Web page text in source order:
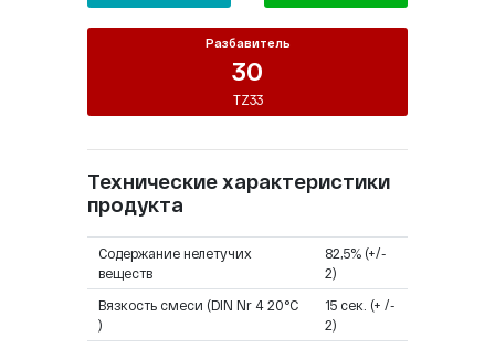
Разбавитель
30
TZ33
Технические характеристики
продукта
Содержание нелетучих
веществ
82,5% (+/-
2)
Вязкость смеси (DIN Nr 4 20°C
)
15 сек. (+ /-
2)